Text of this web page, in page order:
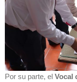
Por su parte, el Vocal